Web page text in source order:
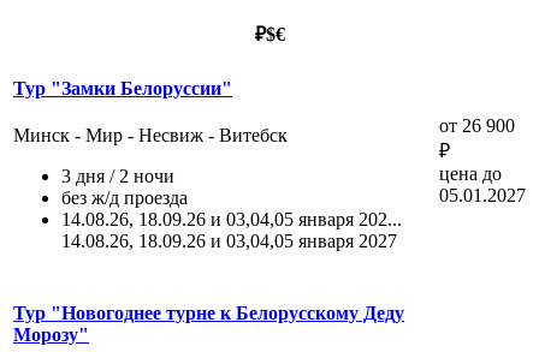
₽$€
Тур "Замки Белоруссии"
Минск - Мир - Несвиж - Витебск
3 дня / 2 ночи
без ж/д проезда
14.08.26, 18.09.26 и 03,04,05 января 202...
14.08.26, 18.09.26 и 03,04,05 января 2027
от 26 900
₽
цена до
05.01.2027
Тур "Новогоднее турне к Белорусскому Деду
Морозу"